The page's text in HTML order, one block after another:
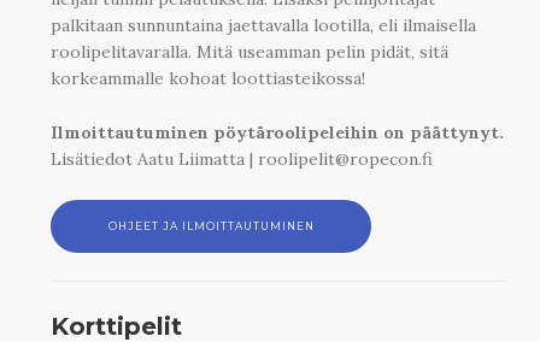
palkitaan sunnuntaina jaettavalla lootilla, eli ilmaisella
roolipelitavaralla. Mitä useamman pelin pidät, sitä
korkeammalle kohoat loottiasteikossa!
Ilmoittautuminen pöytäroolipeleihin on päättynyt.
Lisätiedot Aatu Liimatta | roolipelit@ropecon.fi
OHJEET JA ILMOITTAUTUMINEN
Korttipelit